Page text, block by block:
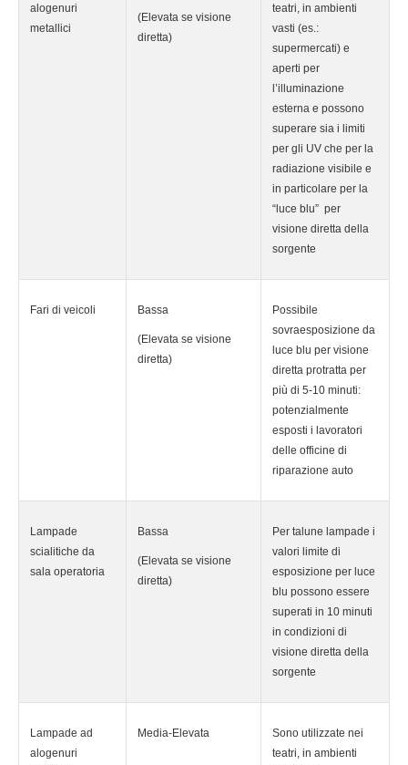
alogenuri
metallici
(Elevata se visione
diretta)
teatri, in ambienti
vasti (es.:
supermercati) e
aperti per
l’illuminazione
esterna e possono
superare sia i limiti
per gli UV che per la
radiazione visibile e
in particolare per la
“luce blu” per
visione diretta della
sorgente
Fari di veicoli Bassa
(Elevata se visione
diretta)
Possibile
sovraesposizione da
luce blu per visione
diretta protratta per
più di 5-10 minuti:
potenzialmente
esposti i lavoratori
delle officine di
riparazione auto
Lampade
scialitiche da
sala operatoria
Bassa
(Elevata se visione
diretta)
Per talune lampade i
valori limite di
esposizione per luce
blu possono essere
superati in 10 minuti
in condizioni di
visione diretta della
sorgente
Lampade ad
alogenuri
Media-Elevata
Sono utilizzate nei
teatri, in ambienti